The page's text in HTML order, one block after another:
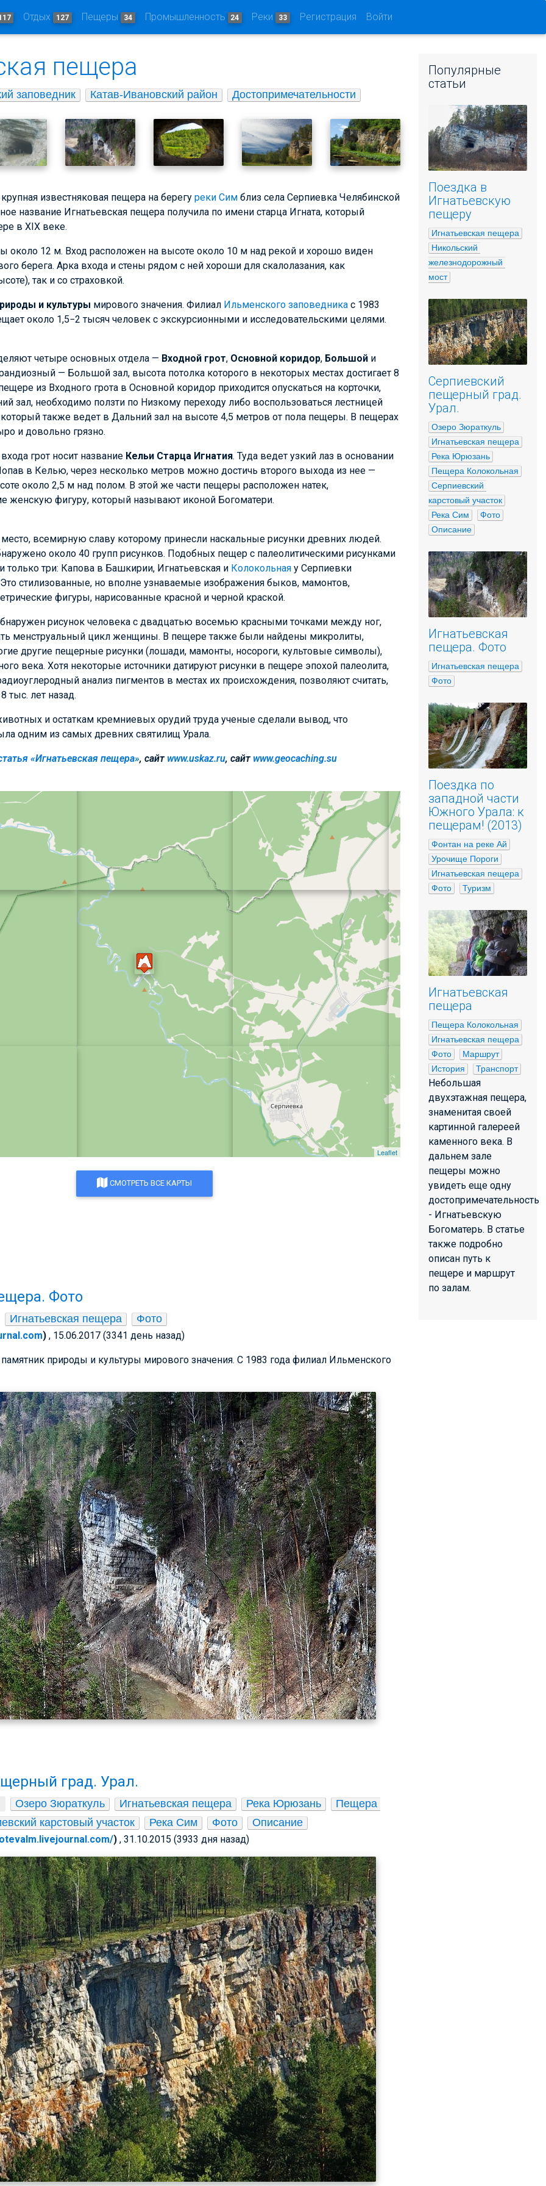
Отдых 127 Пещеры 34 Промышленность 24 Реки 33 Регистрация Войти
пещера
заповедник Катав-Ивановский район Достопримечательности
известняковая пещера на берегу реки Сим близ села Серпиевка Челябинской
название Игнатьевская пещера получила по имени старца Игната, который
в XIX веке.
около 12 м. Вход расположен на высоте около 10 м над рекой и хорошо виден
берега. Арка входа и стены рядом с ней хороши для скалолазания, как
так и со страховкой.
и культуры мирового значения. Филиал Ильменского заповедника с 1983
около 1,5−2 тысяч человек с экскурсионными и исследовательскими целями.
четыре основных отдела — Входной грот, Основной коридор, Большой и
— Большой зал, высота потолка которого в некоторых местах достигает 8
из Входного грота в Основной коридор приходится опускаться на корточки,
зал, необходимо ползти по Низкому переходу либо воспользоваться лестницей
который также ведет в Дальний зал на высоте 4,5 метров от пола пещеры. В пещерах
и довольно грязно.
грот носит название Кельи Старца Игнатия. Туда ведет узкий лаз в основании
в Келью, через несколько метров можно достичь второго выхода из нее —
около 2,5 м над полом. В этой же части пещеры расположен натек,
фигуру, который называют иконой Богоматери.
всемирную славу которому принесли наскальные рисунки древних людей.
около 40 групп рисунков. Подобных пещер с палеолитическими рисунками
три: Капова в Башкирии, Игнатьевская и Колокольная у Серпиевки
стилизованные, но вполне узнаваемые изображения быков, мамонтов,
фигуры, нарисованные красной и черной краской.
рисунок человека с двадцатью восемью красными точками между ног,
менструальный цикл женщины. В пещере также были найдены микролиты,
другие пещерные рисунки (лошади, мамонты, носороги, культовые символы),
века. Хотя некоторые источники датируют рисунки в пещере эпохой палеолита,
анализ пигментов в местах их происхождения, позволяют считать,
тыс. лет назад.
и остаткам кремниевых орудий труда ученые сделали вывод, что
одним из самых древних святилищ Урала.
«Игнатьевская пещера», сайт www.uskaz.ru, сайт www.geocaching.su
Leaflet
СМОТРЕТЬ ВСЕ КАРТЫ
Фото
Игнатьевская пещера Фото
) , 15.06.2017 (3341 день назад)
природы и культуры мирового значения. С 1983 года филиал Ильменского
град. Урал.
Озеро Зюраткуль Игнатьевская пещера Река Юрюзань
Пещера
карстовый участок
Река Сим Фото Описание
) , 31.10.2015 (3933 дня назад)
Популярные
статьи
Поездка в
Игнатьевскую
пещеру
Игнатьевская пещера
Никольский
железнодорожный
мост
Серпиевский
пещерный град.
Урал.
Озеро Зюраткуль
Игнатьевская пещера
Река Юрюзань
Пещера Колокольная
Серпиевский
карстовый участок
Река Сим
Фото
Описание
Игнатьевская
пещера. Фото
Игнатьевская пещера
Фото
Поездка по
западной части
Южного Урала: к
пещерам! (2013)
Фонтан на реке Ай
Урочище Пороги
Игнатьевская пещера
Фото
Туризм
Игнатьевская
пещера
Пещера Колокольная
Игнатьевская пещера
Фото
Маршрут
История
Транспорт
Небольшая
двухэтажная пещера,
знаменитая своей
картинной галереей
каменного века. В
дальнем зале
пещеры можно
увидеть еще одну
достопримечательность
- Игнатьевскую
Богоматерь. В статье
также подробно
описан путь к
пещере и маршрут
по залам.